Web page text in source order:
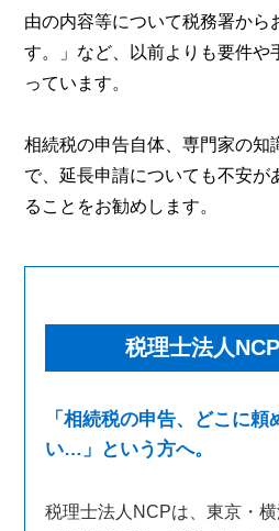
由の内容等について税務署から
す。」など、以前よりも要件や
っています。
相続税の申告自体、専門家の知
で、延長申請についても不安が
ることをお勧めします。
税理士法人
「相続税の申告、どこに
い…」という方へ。
税理士法人NCPは、東京・